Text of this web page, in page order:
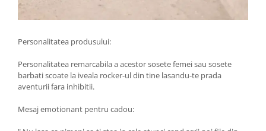
Personalitatea produsului:
Personalitatea remarcabila a acestor sosete femei sau sosete
barbati scoate la iveala rocker-ul din tine lasandu-te prada
aventurii fara inhibitii.
Mesaj emotionant pentru cadou: